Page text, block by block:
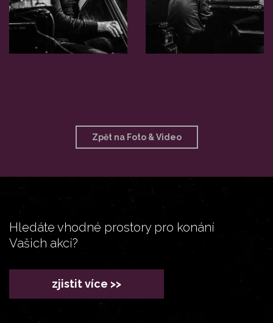
Zpět na Foto & Video
Hledáte vhodné prostory pro konání
Vašich akcí?
zjistit více >>